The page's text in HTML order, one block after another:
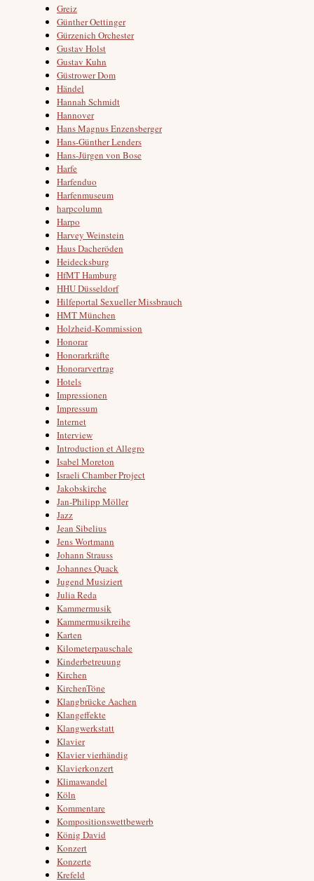
Greiz
Günther Oettinger
Gürzenich Orchester
Gustav Holst
Gustav Kuhn
Güstrower Dom
Händel
Hannah Schmidt
Hannover
Hans Magnus Enzensberger
Hans-Günther Lenders
Hans-Jürgen von Bose
Harfe
Harfenduo
Harfenmuseum
harpcolumn
Harpo
Harvey Weinstein
Haus Dacheröden
Heidecksburg
HfMT Hamburg
HHU Düsseldorf
Hilfeportal Sexueller Missbrauch
HMT München
Holzheid-Kommission
Honorar
Honorarkräfte
Honorarvertrag
Hotels
Impressionen
Impressum
Internet
Interview
Introduction et Allegro
Isabel Moreton
Israeli Chamber Project
Jakobskirche
Jan-Philipp Möller
Jazz
Jean Sibelius
Jens Wortmann
Johann Strauss
Johannes Quack
Jugend Musiziert
Julia Reda
Kammermusik
Kammermusikreihe
Karten
Kilometerpauschale
Kinderbetreuung
Kirchen
KirchenTöne
Klangbrücke Aachen
Klangeffekte
Klangwerkstatt
Klavier
Klavier vierhändig
Klavierkonzert
Klimawandel
Köln
Kommentare
Kompositionswettbewerb
König David
Konzert
Konzerte
Krefeld